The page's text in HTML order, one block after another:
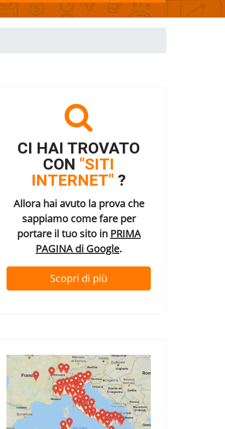
CI HAI TROVATO
CON "SITI
INTERNET" ?
Allora hai avuto la prova che
sappiamo come fare per
portare il tuo sito in PRIMA
PAGINA di Google.
Scopri di più